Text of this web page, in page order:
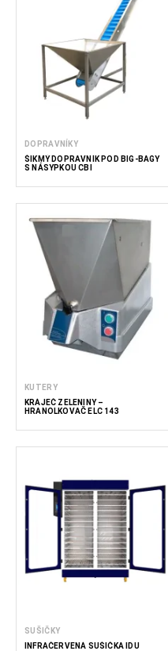
DOPRAVNÍKY
ŠIKMÝ DOPRAVNÍK POD BIG-BAGY
S NÁSYPKOU CBI
KUTERY
KRÁJEČ ZELENINY –
HRANOLKOVAČ ELC 143
SUŠIČKY
INFRAČERVENÁ SUŠIČKA IDU